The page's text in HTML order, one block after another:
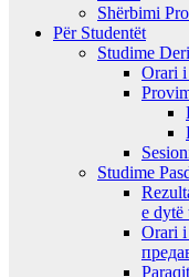
Shërbimi
Për Studentët
Studime
Orari i
Studime
e dytë
Orari i